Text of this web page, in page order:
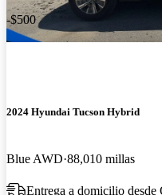
-$500
2024 Hyundai Tucson Hybrid
Blue AWD 88,010 millas
Entrega a domicilio